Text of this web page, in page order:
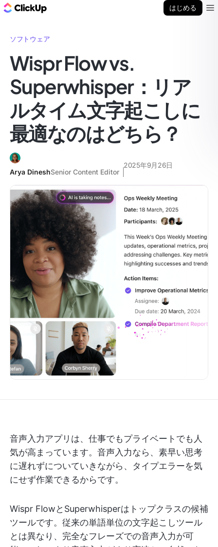
はじめる
ソフトウェア
Wispr Flow vs.
Superwhisper：リア
ルタイム文字起こしに
最適なのはどちら？
Arya DineshSenior Content Editor
2025年9月26日
音声入力アプリは、仕事でもプライベートでも人
気が高まっています。音声入力なら、素早い思考
に遅れずについていきながら、タイプエラーを気
にせず作業できるからです。
Wispr FlowとSuperwhisperはトップクラスの候補
ツールです。従来の単語単位の文字起こしツール
とは異なり、完全なフレーズでの音声入力が可